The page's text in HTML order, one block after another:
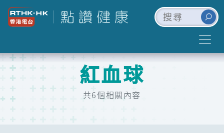
紅血球
共6個相關內容